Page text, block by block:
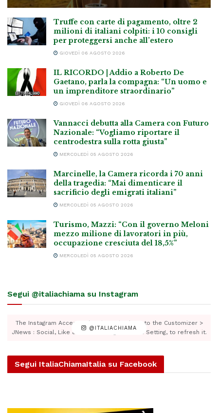
Truffe con carte di pagamento, oltre 2
milioni di italiani colpiti: i 10 consigli
per proteggersi anche all’estero
GIOVEDÌ 06 AGOSTO 2026
IL RICORDO | Addio a Roberto De
Gaetano, parla la compagna: “Un uomo e
un imprenditore straordinario”
GIOVEDÌ 06 AGOSTO 2026
Vannacci debutta alla Camera con Futuro
Nazionale: “Vogliamo riportare il
centrodestra sulla rotta giusta”
MERCOLEDÌ 05 AGOSTO 2026
Marcinelle, la Camera ricorda i 70 anni
della tragedia: “Mai dimenticare il
sacrificio degli emigrati italiani”
MERCOLEDÌ 05 AGOSTO 2026
Turismo, Mazzi: “Con il governo Meloni
mezzo milione di lavoratori in più,
occupazione cresciuta del 18,5%”
MERCOLEDÌ 05 AGOSTO 2026
Segui @italiachiama su Instagram
@ITALIACHIAMA
The Instagram Access Token is expired, Go to the Customizer >
JNews : Social, Like & View > Instagram Feed Setting, to refresh it.
Segui ItaliaChiamaItalia su Facebook